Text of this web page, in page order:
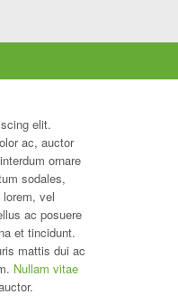
elit.
ac, auctor
ornare
sodales,
vel
ac posuere
et tincidunt.
mattis dui ac
Nullam vitae